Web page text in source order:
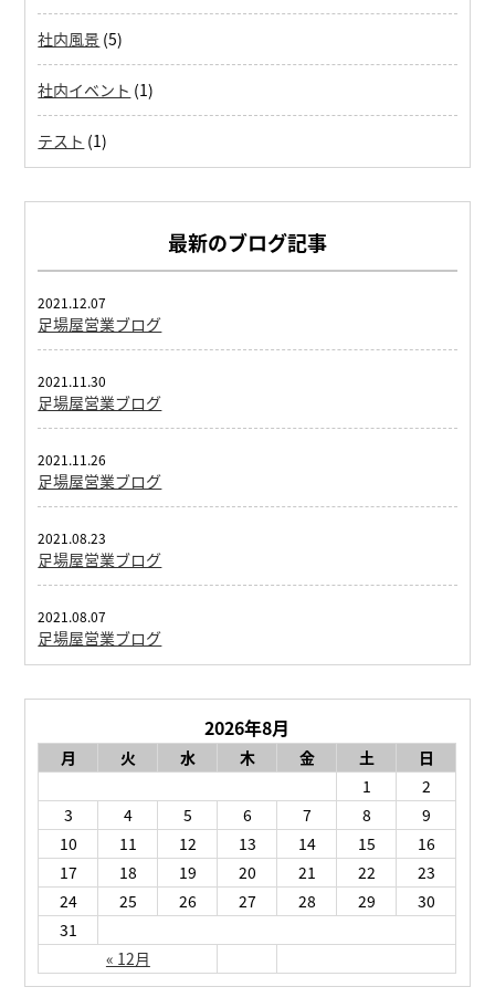
社内風景 (5)
社内イベント (1)
テスト (1)
最新のブログ記事
足場屋営業ブログ
2021.12.07
足場屋営業ブログ
2021.11.30
足場屋営業ブログ
2021.11.26
足場屋営業ブログ
2021.08.23
足場屋営業ブログ
2021.08.07
2026年8月
月 火 水 木 金 土 日
« 12月
1
2
3
4 5 6 7 8
9
10
11 12 13 14 15
16
17
18 19 20 21 22
23
24
25 26 27 28 29
30
31